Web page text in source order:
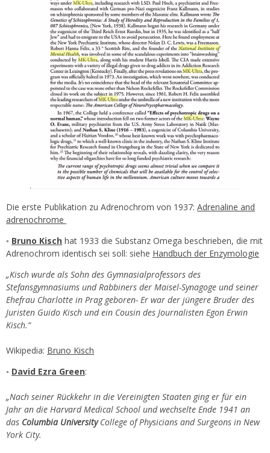
Die erste Publikation zu Adrenochrom von 1937: Adrenaline and
adrenochrome
◦ Bruno Kisch hat 1933 die Substanz Omega beschrieben, die mit
Adrenochrom identisch sei soll: siehe Handbuch der Enzymologie
„Kisch wurde als Sohn des Gymnasialprofessors des
Stefansgymnasiums und Rabbiners der Maisel-Synagoge und seiner
Ehefrau Charlotte in Prag geboren- Er war der jüngere Bruder des
Juristen Guido Kisch und ein Cousin des Journalisten Egon Erwin
Kisch.“
Wikipedia: Bruno Kisch
◦ David Ezra Green:
„Nach seiner Rückkehr in die Vereinigten Staaten ging er für ein
Jahr an die Harvard Medical School und wechselte Ende 1941 an
das Columbia UniversityCollege of Physicians and Surgeons in New
York City.